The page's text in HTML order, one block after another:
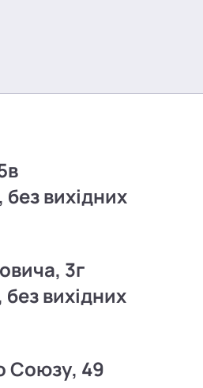
вихідних
3г
вихідних
Союзу, 49